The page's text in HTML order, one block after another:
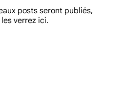
posts seront publiés,
verrez ici.